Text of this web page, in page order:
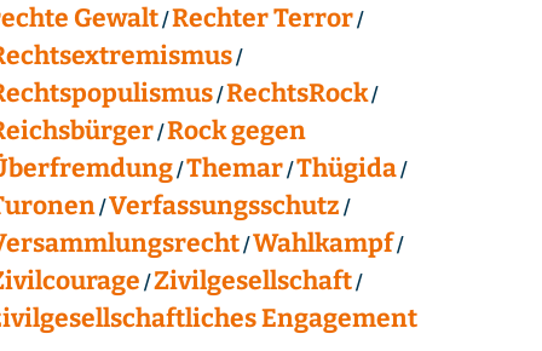
Gewalt Rechter Terror
RechtsRock
Rock gegen
Themar Thügida
Verfassungsschutz
Wahlkampf
Zivilgesellschaft
Engagement